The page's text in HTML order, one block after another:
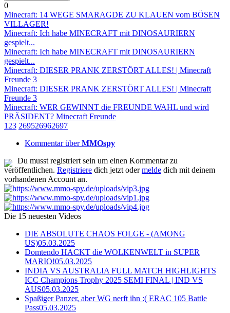
0
Minecraft: 14 WEGE SMARAGDE ZU KLAUEN vom BÖSEN
VILLAGER!
Minecraft: Ich habe MINECRAFT mit DINOSAURIERN
gespielt...
Minecraft: Ich habe MINECRAFT mit DINOSAURIERN
gespielt...
Minecraft: DIESER PRANK ZERSTÖRT ALLES! | Minecraft
Freunde 3
Minecraft: DIESER PRANK ZERSTÖRT ALLES! | Minecraft
Freunde 3
Minecraft: WER GEWINNT die FREUNDE WAHL und wird
PRÄSIDENT? Minecraft Freunde
1 23 269526962697
Kommentar überMMOspy
Du musst registriert sein um einen Kommentar zu
veröffentlichen. Registriere dich jetzt odermelde dich mit deinem
vorhandenen Account an.
Die 15 neuesten Videos
DIE ABSOLUTE CHAOS FOLGE - (AMONG
US)05.03.2025
Domtendo HACKT die WOLKENWELT in SUPER
MARIO!05.03.2025
INDIA VS AUSTRALIA FULL MATCH HIGHLIGHTS
ICC Champions Trophy 2025 SEMI FINAL | IND VS
AUS05.03.2025
Spaßiger Panzer, aber WG nerft ihn :( ERAC 105 Battle
Pass05.03.2025